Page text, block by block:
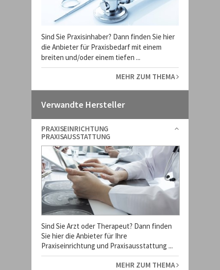
Sind Sie Praxisinhaber? Dann finden Sie hier
die Anbieter für Praxisbedarf mit einem
breiten und/oder einem tiefen ...
MEHR ZUM THEMA
Verwandte Hersteller
PRAXISEINRICHTUNG
PRAXISAUSSTATTUNG
Sind Sie Arzt oder Therapeut? Dann finden
Sie hier die Anbieter für Ihre
Praxiseinrichtung und Praxisausstattung ...
MEHR ZUM THEMA